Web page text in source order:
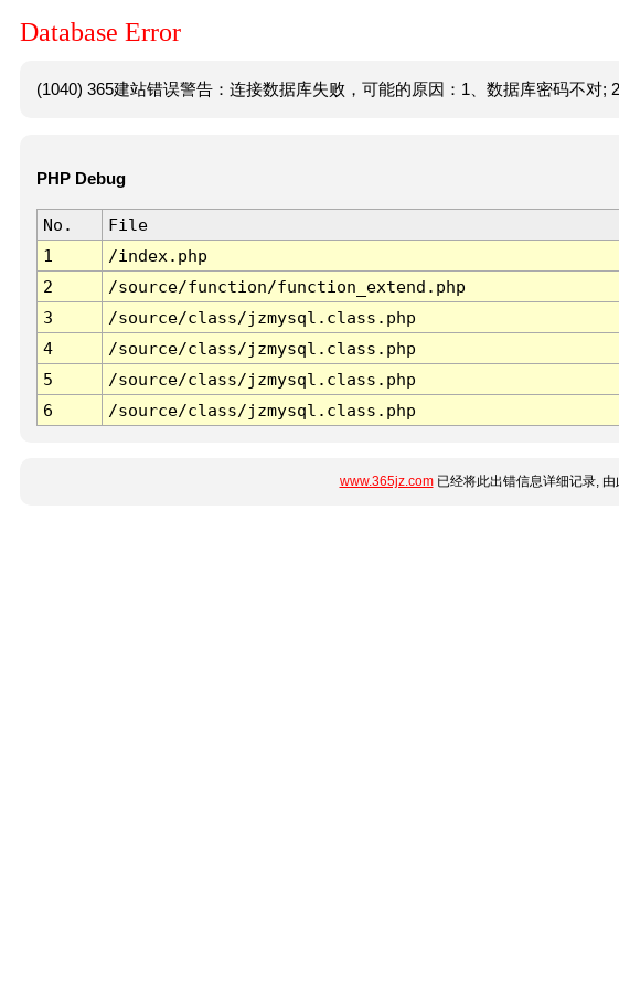
Database Error
(1040) 365建站错误警告：连接数据库失败，可能的原因：1、数据库密码不对;
PHP Debug
No. File
1
/index.php
2
/source/function/function_extend.php
3
/source/class/jzmysql.class.php
4
/source/class/jzmysql.class.php
5
/source/class/jzmysql.class.php
6
/source/class/jzmysql.class.php
www.365jz.com已经将此出错信息详细记录,